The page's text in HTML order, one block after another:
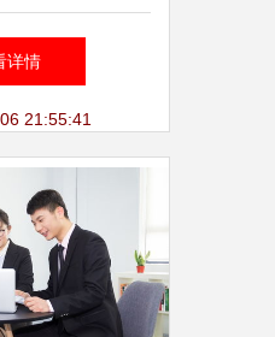
代理销售的理
择
详情
21:55:41